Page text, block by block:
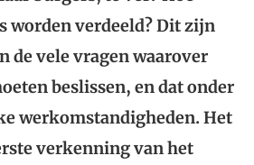
worden verdeeld? Dit zijn
de vele vragen waarover
beslissen, en dat onder
werkomstandigheden. Het
verkenning van het